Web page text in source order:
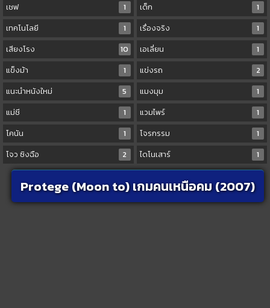
เชฟ
1 เด็ก
1
เทคโนโลยี
1 เรื่องจริง
1
เสียงโรง
10 เอเลี่ยน
1
แข็งม้า
1 แข่งรถ
2
แนะนำหนังใหม่
5 แมงมุม
1
แม่ชี
1 แวมไพร์
1
โคนัน
1 โจรกรรม
1
โจว ซิงฉือ
2 ไดโนเสาร์ 1
Protege (Moon to) เกมคนเหนือคม (2007)